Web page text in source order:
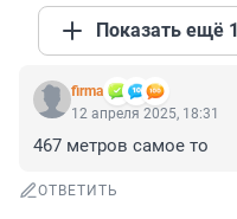
Показать ещё
firma
12 апреля 2025, 18:31
467 метров самое то
ОТВЕТИТЬ